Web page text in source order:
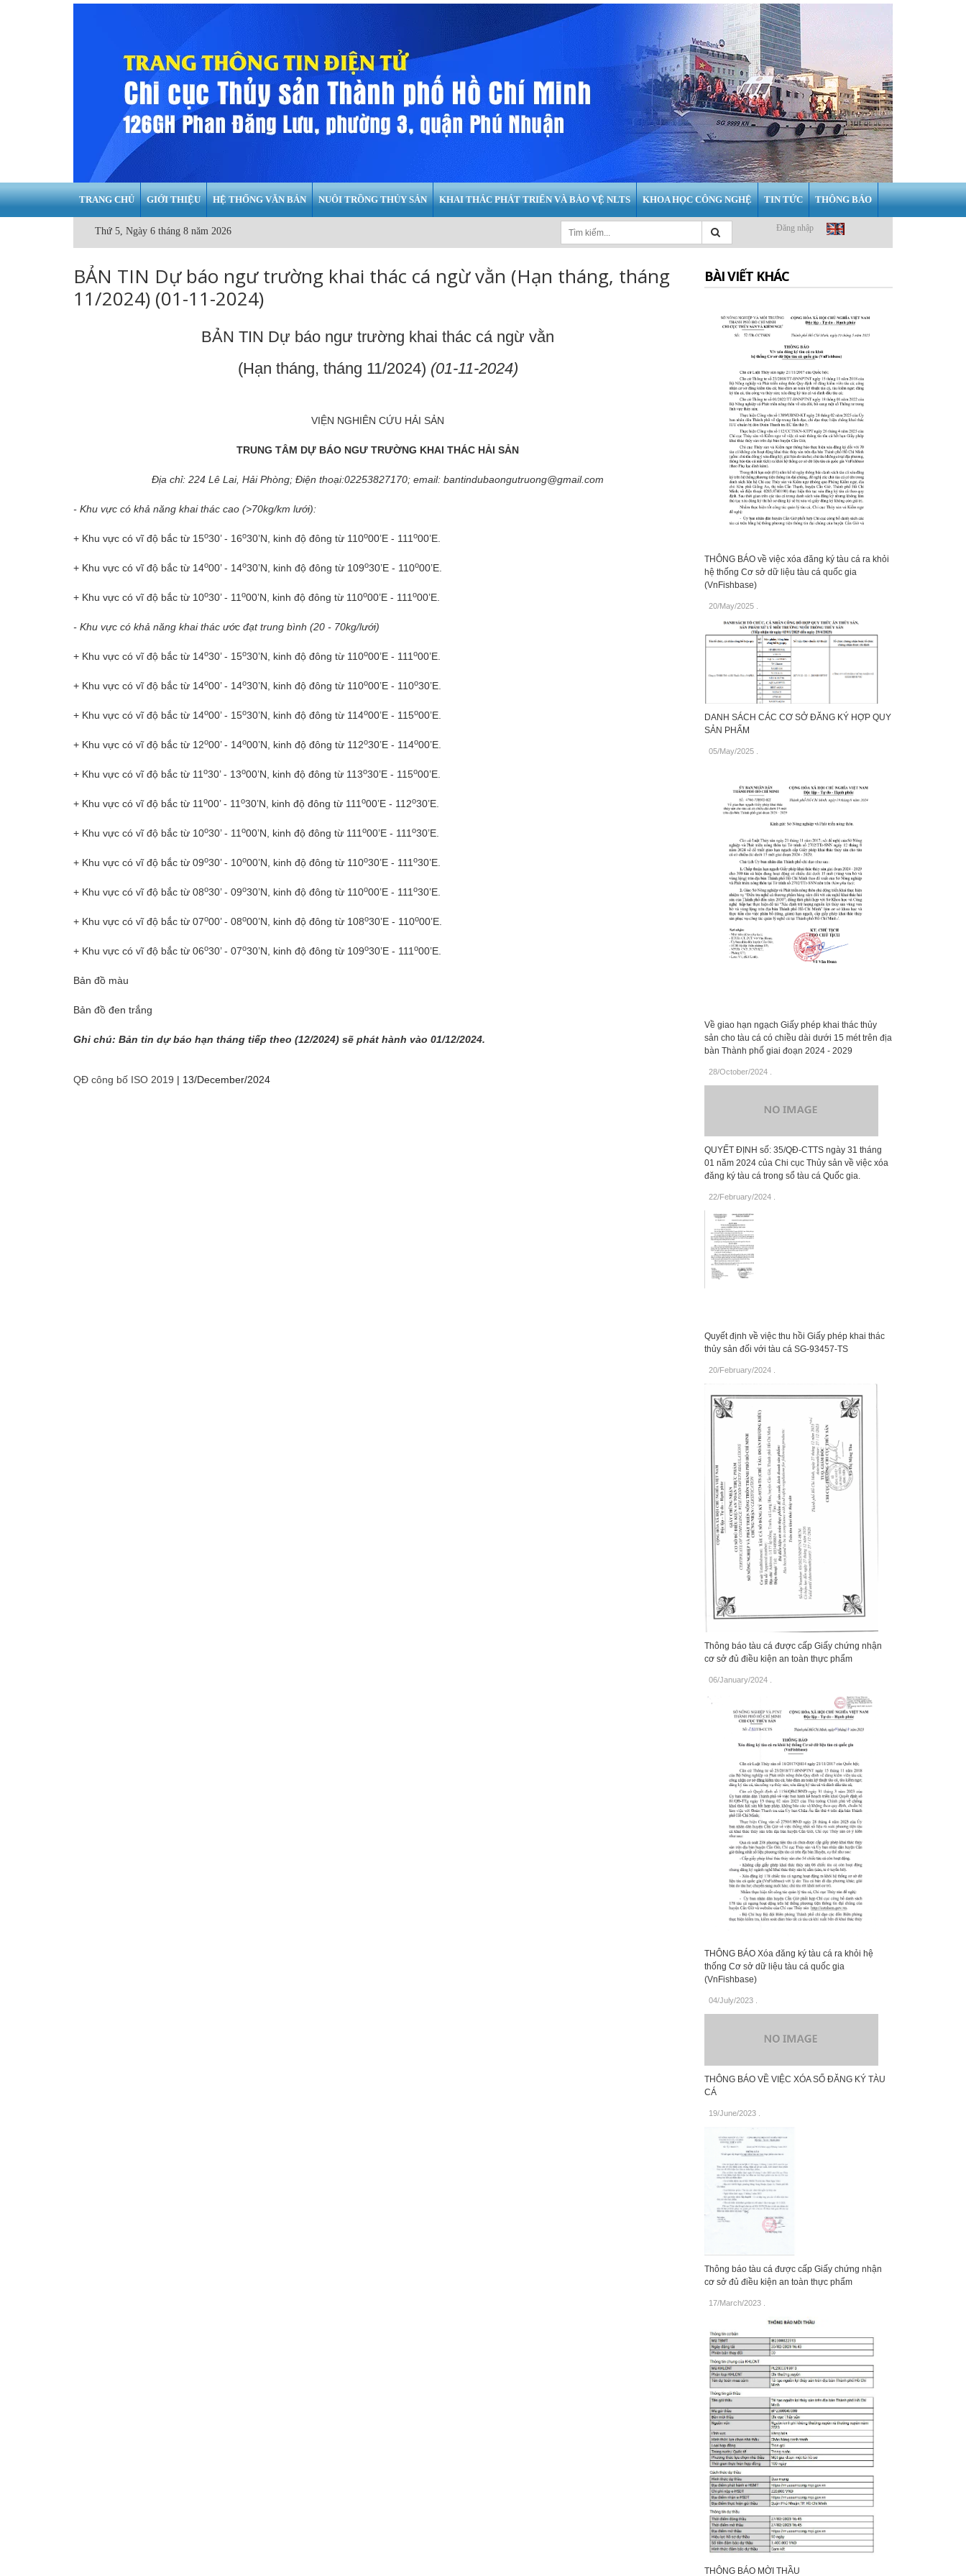
TRANG CHỦ GIỚI THIỆU HỆ THỐNG VĂN BẢN NUÔI TRỒNG THỦY SẢN KHAI THÁC PHÁT TRIỂN VÀ BẢO VỆ NLTS KHOA HỌC CÔNG NGHỆ TIN TỨC THÔNG BÁO
Thứ 5, Ngày 6 tháng 8 năm 2026 Đăng nhập
BẢN TIN Dự báo ngư trường khai thác cá ngừ vằn (Hạn tháng, tháng
11/2024) (01-11-2024)
BẢN TIN Dự báo ngư trường khai thác cá ngừ vằn
(Hạn tháng, tháng 11/2024) (01-11-2024)
VIỆN NGHIÊN CỨU HẢI SẢN
TRUNG TÂM DỰ BÁO NGƯ TRƯỜNG KHAI THÁC HẢI SẢN
Địa chỉ: 224 Lê Lai, Hải Phòng; Điện thoại:02253827170; email:bantindubaongutruong@gmail.com
- Khu vực có khả năng khai thác cao (>70kg/km lưới):
+ Khu vực có vĩ độ bắc từ 15o30’ - 16o30’N, kinh độ đông từ 110o00’E - 111 o00’E.
+ Khu vực có vĩ độ bắc từ 14o00’ - 14o30’N, kinh độ đông từ 109o30’E - 110o00’E.
+ Khu vực có vĩ độ bắc từ 10o30’ - 11 o00’N, kinh độ đông từ 110o00’E - 111 o00’E.
- Khu vực có khả năng khai thác ước đạt trung bình (20 - 70kg/lưới)
+ Khu vực có vĩ độ bắc từ 14o30’ - 15o30’N, kinh độ đông từ 110o00’E - 111 o00’E.
+ Khu vực có vĩ độ bắc từ 14o00’ - 14o30’N, kinh độ đông từ 110o00’E - 110o30’E.
+ Khu vực có vĩ độ bắc từ 14o00’ - 15o30’N, kinh độ đông từ 114o00’E - 115o00’E.
+ Khu vực có vĩ độ bắc từ 12o00’ - 14o00’N, kinh độ đông từ 112o30’E - 114o00’E.
+ Khu vực có vĩ độ bắc từ 11 o30’ - 13o00’N, kinh độ đông từ 113o30’E - 115o00’E.
+ Khu vực có vĩ độ bắc từ 11 o00’ - 11 o30’N, kinh độ đông từ 111 o00’E - 112o30’E.
+ Khu vực có vĩ độ bắc từ 10o30’ - 11 o00’N, kinh độ đông từ 111 o00’E - 111 o30’E.
+ Khu vực có vĩ độ bắc từ 09o30’ - 10o00’N, kinh độ đông từ 110o30’E - 111 o30’E.
+ Khu vực có vĩ độ bắc từ 08o30’ - 09o30’N, kinh độ đông từ 110o00’E - 111 o30’E.
+ Khu vực có vĩ độ bắc từ 07o00’ - 08o00’N, kinh độ đông từ 108o30’E - 110o00’E.
+ Khu vực có vĩ độ bắc từ 06o30’ - 07o30’N, kinh độ đông từ 109o30’E - 111 o00’E.
Bản đồ màu
Bản đồ đen trắng
Ghi chú: Bản tin dự báo hạn tháng tiếp theo (12/2024) sẽ phát hành vào 01/12/2024.
QĐ công bố ISO 2019 | 13/December/2024
BÀI VIẾT KHÁC
THÔNG BÁO về việc xóa đăng ký tàu cá ra khỏi
hệ thống Cơ sở dữ liệu tàu cá quốc gia
(VnFishbase)
20/May/2025.
DANH SÁCH CÁC CƠ SỞ ĐĂNG KÝ HỢP QUY
SẢN PHẨM
05/May/2025.
Về giao hạn ngạch Giấy phép khai thác thủy
sản cho tàu cá có chiều dài dưới 15 mét trên địa
bàn Thành phố giai đoạn 2024 - 2029
28/October/2024.
QUYẾT ĐỊNH số: 35/QĐ-CTTS ngày 31 tháng
01 năm 2024 của Chi cục Thủy sản về việc xóa
đăng ký tàu cá trong sổ tàu cá Quốc gia.
22/February/2024.
Quyết định về việc thu hồi Giấy phép khai thác
thủy sản đối với tàu cá SG-93457-TS
20/February/2024.
Thông báo tàu cá được cấp Giấy chứng nhận
cơ sở đủ điều kiện an toàn thực phẩm
06/January/2024.
THÔNG BÁO Xóa đăng ký tàu cá ra khỏi hệ
thống Cơ sở dữ liệu tàu cá quốc gia
(VnFishbase)
04/July/2023.
THÔNG BÁO VỀ VIỆC XÓA SỐ ĐĂNG KÝ TÀU
CÁ
19/June/2023.
Thông báo tàu cá được cấp Giấy chứng nhận
cơ sở đủ điều kiện an toàn thực phẩm
17/March/2023.
THÔNG BÁO MỜI THẦU